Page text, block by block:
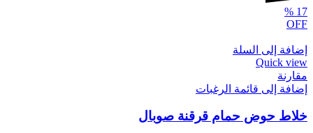
17
%
OFF
إضافة إلى السلة
Quick view
مقارنة
إضافة إلى قائمة الرغبات
خلاط حوض حمام قرقنة صوبال